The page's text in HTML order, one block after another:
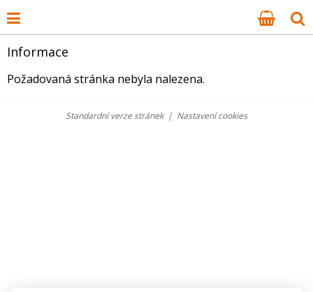
Informace
Požadovaná stránka nebyla nalezena.
Standardní verze stránek| Nastavení cookies